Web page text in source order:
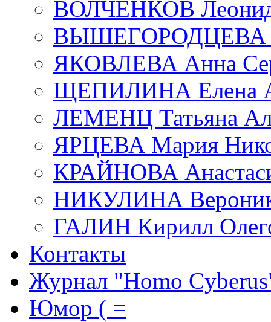
ВОЛЧЕНКОВ Леонид
ВЫШЕГОРОДЦЕВА
ЯКОВЛЕВА Анна
ЩЕПИЛИНА Елена
ЛЕМЕНЦ Татьяна
ЯРЦЕВА Мария
КРАЙНОВА
НИКУЛИНА
ГАЛИН Кирилл
Контакты
Журнал "Homo
Юмор ( =